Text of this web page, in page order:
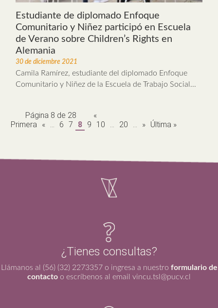
Estudiante de diplomado Enfoque
Comunitario y Niñez participó en Escuela
de Verano sobre Children’s Rights en
Alemania
30 de diciembre 2021
Camila Ramírez, estudiante del diplomado Enfoque
Comunitario y Niñez de la Escuela de Trabajo Social...
Página 8 de 28
«
Primera
« ... 6 7 8 9 10 ... 20 ... » Última »
¿Tienes consultas?
Llámanos al (56) (32) 2273357 o ingresa a nuestro formulario de
contacto o escríbenos al email vincu.tsl@pucv.cl